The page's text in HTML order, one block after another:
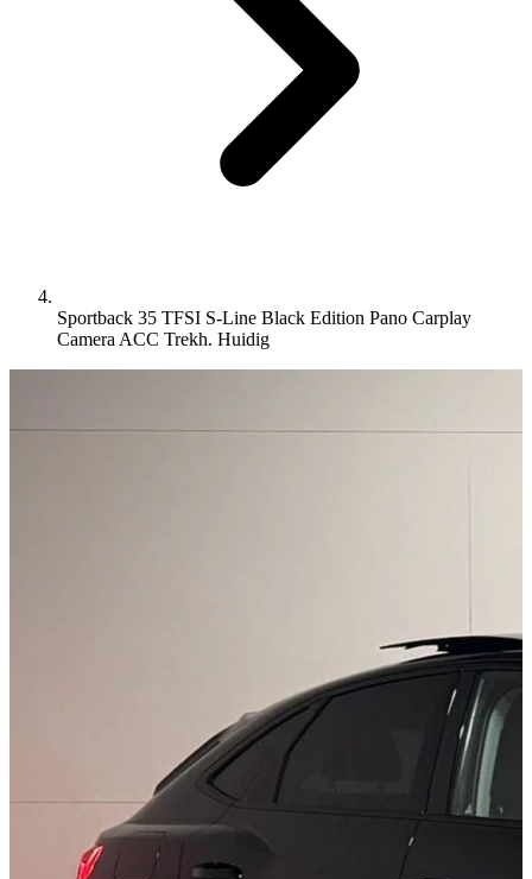
Sportback 35 TFSI S-Line Black Edition Pano Carplay
Camera ACC Trekh. Huidig